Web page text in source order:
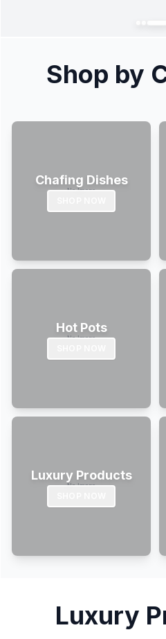
Shop by
Chafing Dishes
Hot Pots
Luxury Products
Luxury